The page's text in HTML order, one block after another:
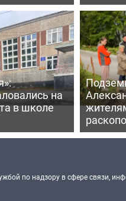
на
в школе
по надзору в сфере связи,